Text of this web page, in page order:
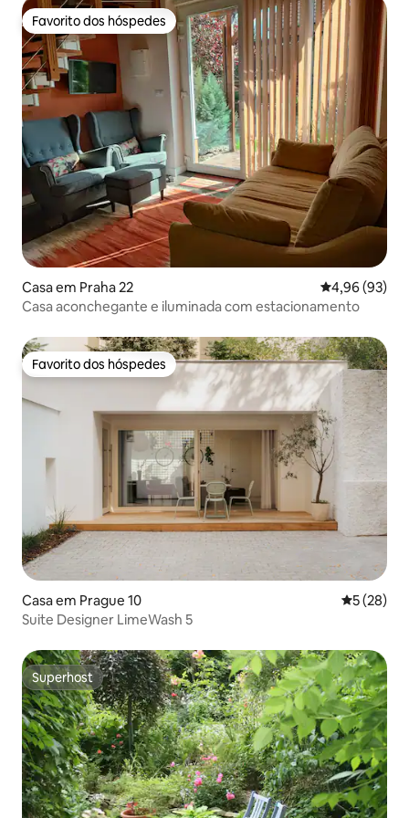
Favorito dos hóspedes
Favorito dos hóspedes
Casa em Praha 22 Classificação
4,96 (93)
Casa aconchegante e iluminada com estacionamento
Favorito dos hóspedes
Favorito dos hóspedes
Casa em Prague 10
5 (28)
Suite Designer LimeWash 5
Superhost
Superhost